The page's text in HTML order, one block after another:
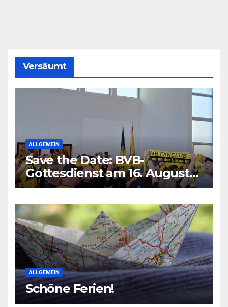
Versäumt
ALLGEMEIN
Save the Date: BVB-
Gottesdienst am 16. August
2026
ALLGEMEIN
Schöne Ferien!